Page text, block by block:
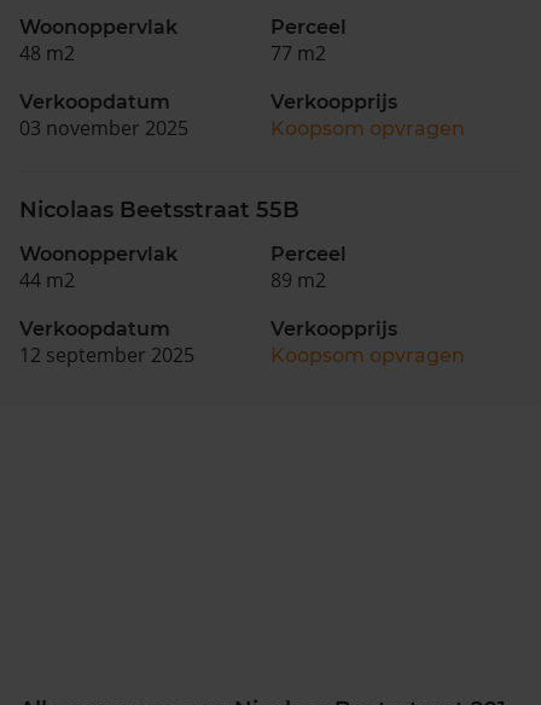
Woonoppervlak
48 m2
Perceel
77 m2
Verkoopdatum
03 november 2025
Verkoopprijs
Koopsom opvragen
Nicolaas Beetsstraat 55B
Woonoppervlak
44 m2
Perceel
89 m2
Verkoopdatum
12 september 2025
Verkoopprijs
Koopsom opvragen